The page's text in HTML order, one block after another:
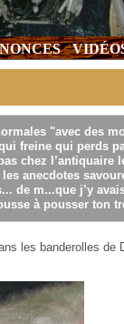
"avec des
freine qui perds
chez l’antiquaire
anecdotes
de m...que j’y
à pousser ton
les banderolles de